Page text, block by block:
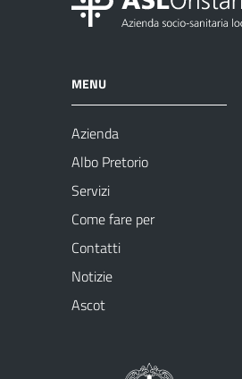
MENU
Azienda
Albo Pretorio
Servizi
Come fare per
Contatti
Notizie
Ascot